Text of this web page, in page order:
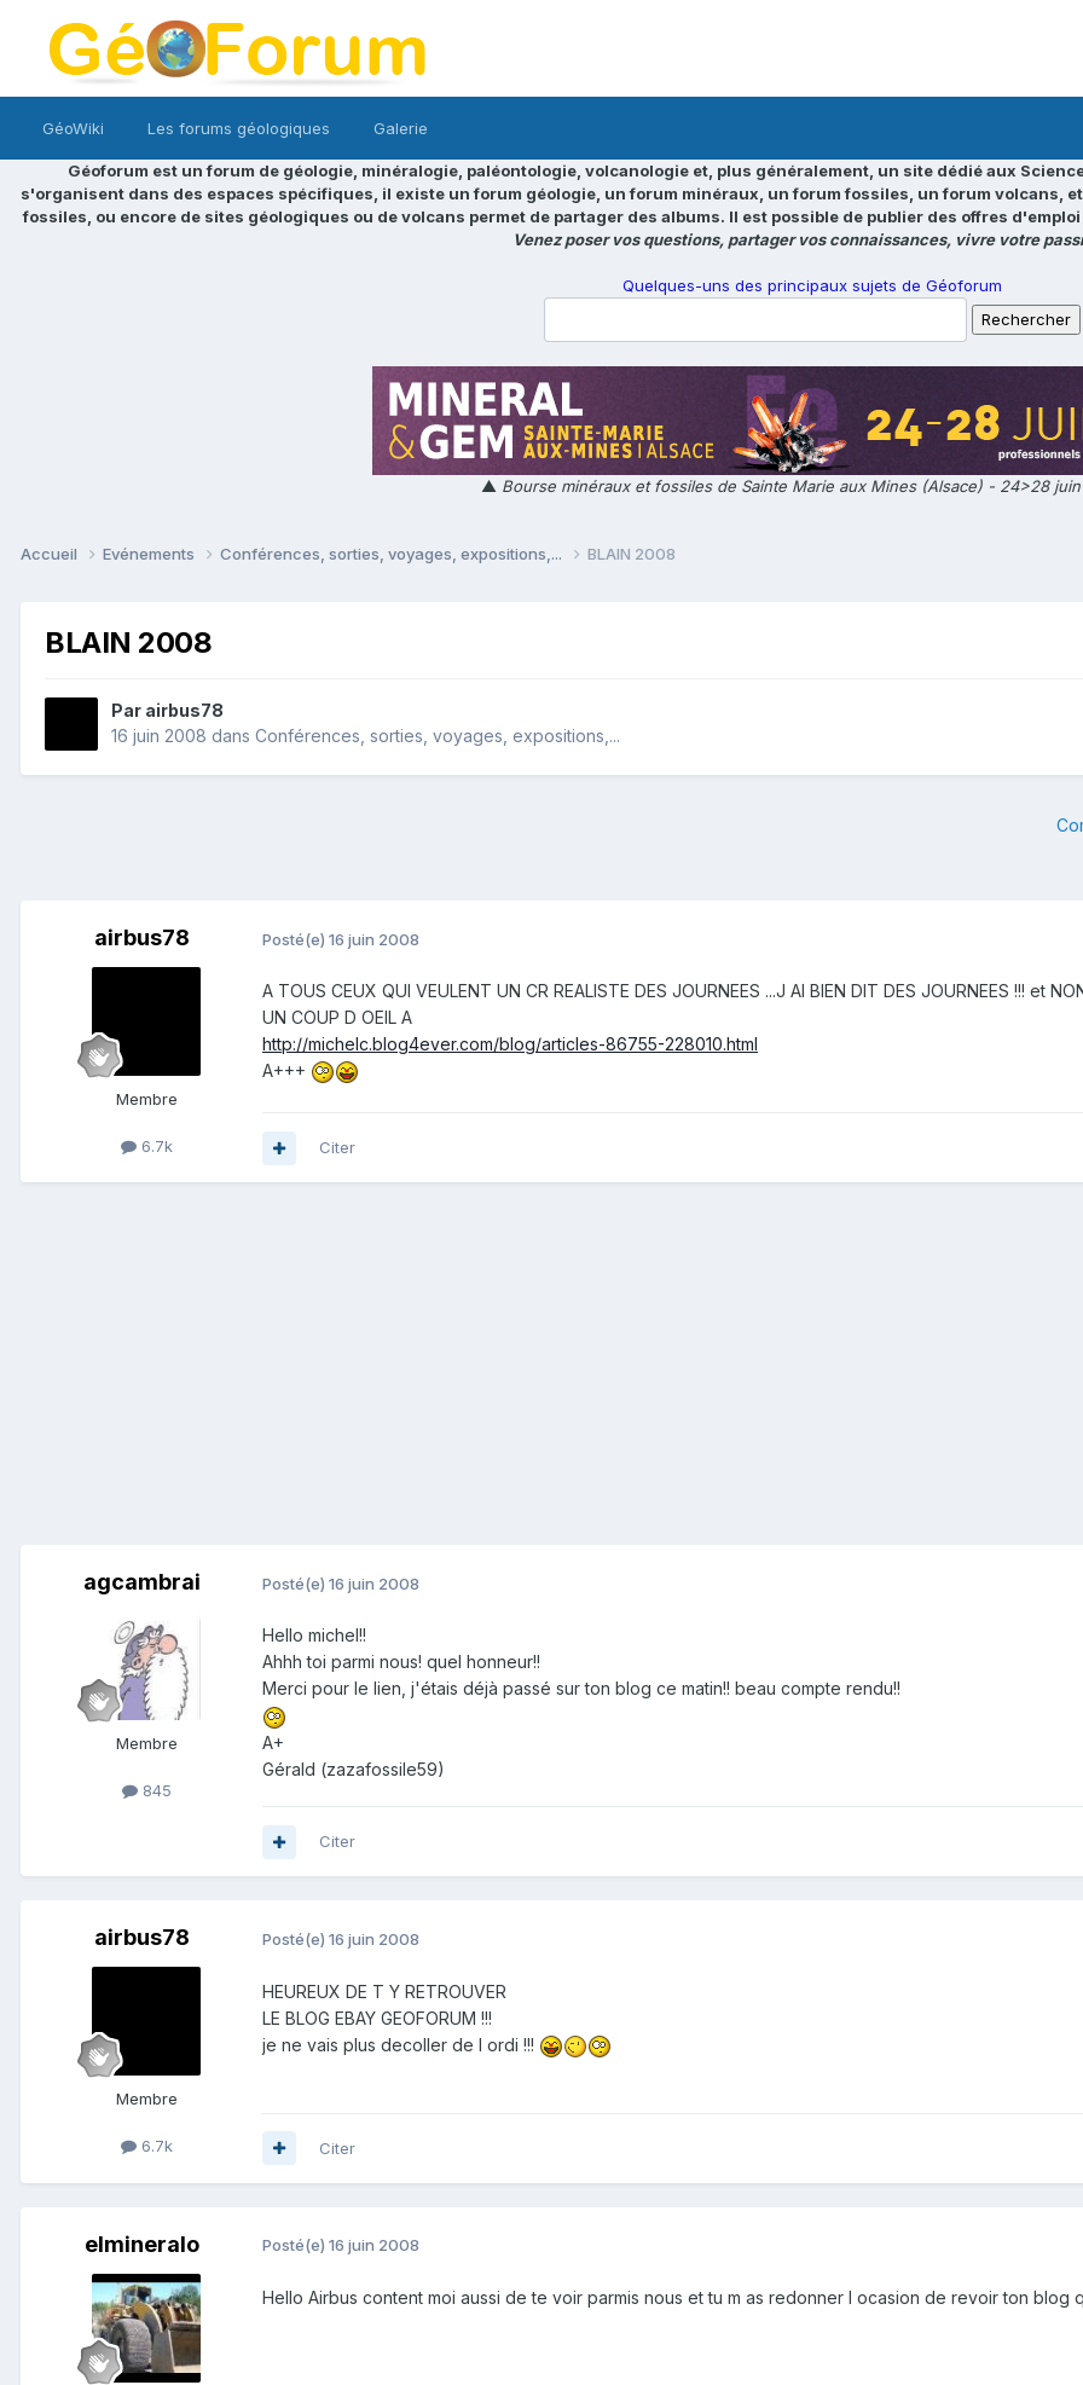
GéoWiki Les forums géologiques Galerie
Géoforum est un forum de géologie, minéralogie, paléontologie, volcanologie et, plus généralement, un site dédié aux
s'organisent dans des espaces spécifiques, il existe un forum géologie, un forum minéraux, un forum fossiles, un forum volcans,
fossiles, ou encore de sites géologiques ou de volcans permet de partager des albums. Il est possible de publier des offres
Venez poser vos questions, partager vos connaissances, vivre votre
Quelques-uns des principaux sujets de Géoforum
▲ Bourse minéraux et fossiles de Sainte Marie aux Mines (Alsace) - 24>28
Accueil Evénements Conférences, sorties, voyages, expositions,... BLAIN 2008
BLAIN 2008
Par airbus78
16 juin 2008 dans Conférences, sorties, voyages, expositions,...
airbus78
Membre
6.7k
Posté(e) 16 juin 2008
A TOUS CEUX QUI VEULENT UN CR REALISTE DES JOURNEES ...J AI BIEN DIT DES JOURNEES !!! et
UN COUP D OEIL A
http://michelc.blog4ever.com/blog/articles-86755-228010.html
A+++
Citer
agcambrai
Membre
845
Posté(e) 16 juin 2008
Hello michel!!
Ahhh toi parmi nous! quel honneur!!
Merci pour le lien, j'étais déjà passé sur ton blog ce matin!! beau compte rendu!!
A+
Gérald (zazafossile59)
Citer
airbus78
Membre
6.7k
Posté(e) 16 juin 2008
HEUREUX DE T Y RETROUVER
LE BLOG EBAY GEOFORUM !!!
je ne vais plus decoller de l ordi !!!
Citer
elmineralo Posté(e) 16 juin 2008
Hello Airbus content moi aussi de te voir parmis nous et tu m as redonner l ocasion de revoir ton blog